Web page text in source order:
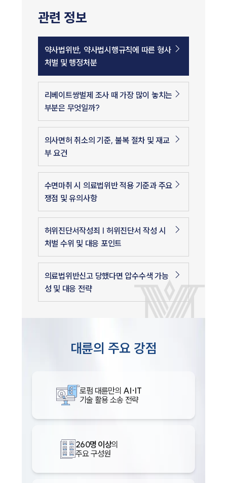
관련 정보
약사법위반, 약사법시행규칙에 따른 형사
처벌 및 행정처분
리베이트쌍벌제 조사 때 가장 많이 놓치는
부분은 무엇일까?
의사면허 취소의 기준, 불복 절차 및 재교
부 요건
수면마취 시 의료법위반 적용 기준과 주요
쟁점 및 유의사항
허위진단서작성죄 | 허위진단서 작성 시
처벌 수위 및 대응 포인트
의료법위반신고 당했다면 압수수색 가능
성 및 대응 전략
대륜의 주요 강점
로펌 대륜만의 AI·IT
기술 활용 소송 전략
260명 이상의
주요 구성원